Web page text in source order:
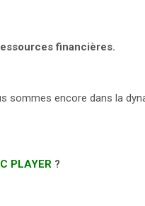
financières.
sommes encore dans la
PLAYER ?